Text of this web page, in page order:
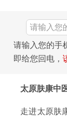
请输入您的手
即给您回电，
太原肤康中
走进太原肤